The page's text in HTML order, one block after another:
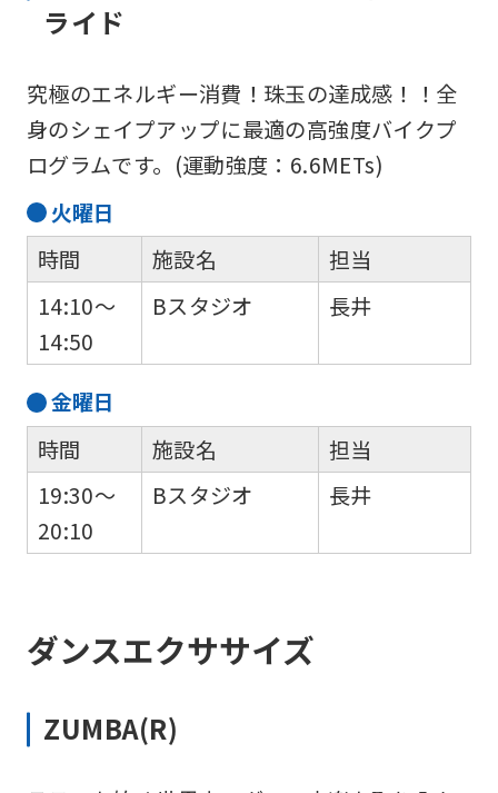
ライド
究極のエネルギー消費！珠玉の達成感！！全
身のシェイプアップに最適の高強度バイクプ
ログラムです。(運動強度：6.6METs)
火曜日
時間
14:10～
14:50
施設名
Bスタジオ
担当
長井
金曜日
時間
19:30～
20:10
施設名
Bスタジオ
担当
長井
ダンスエクササイズ
ZUMBA(R)
below
(start
automatic
to
return
page.
However,
if
automatic
translation